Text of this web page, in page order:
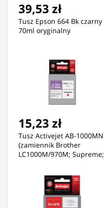
39,53 zł
Tusz Epson 664 Bk czarny
70ml oryginalny
15,23 zł
Tusz Activejet AB-1000MN
(zamiennik Brother
LC1000M/970M; Supreme;
więcej o 550%.